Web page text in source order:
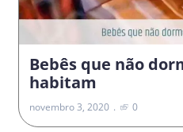
Bebês que não
habitam
novembro 3, 2020 0